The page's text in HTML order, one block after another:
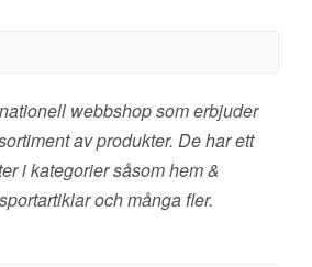
webbshop som erbjuder
av produkter. De har ett
i kategorier såsom hem &
och många fler.